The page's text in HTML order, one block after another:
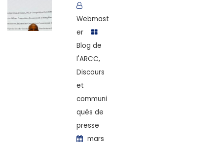
Webmast
er
Blog de
l'ARCC,
Discours
et
communi
qués de
presse
mars